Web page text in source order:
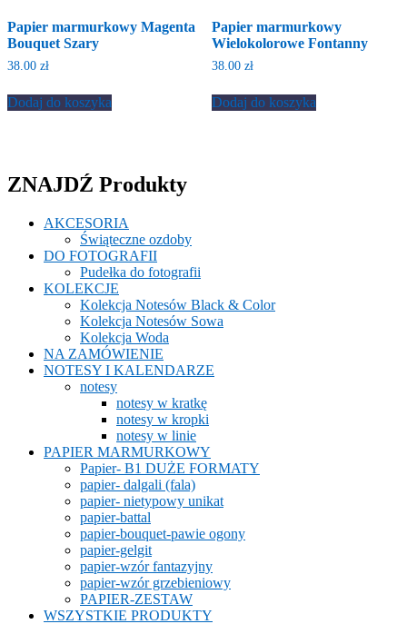
Papier marmurkowy Magenta
Bouquet Szary
38.00 zł
Dodaj do koszyka
Papier marmurkowy
Wielokolorowe Fontanny
38.00 zł
Dodaj do koszyka
ZNAJDŹ Produkty
AKCESORIA
Świąteczne ozdoby
DO FOTOGRAFII
Pudełka do fotografii
KOLEKCJE
Kolekcja Notesów Black & Color
Kolekcja Notesów Sowa
Kolekcja Woda
NA ZAMÓWIENIE
NOTESY I KALENDARZE
notesy
notesy w kratkę
notesy w kropki
notesy w linie
PAPIER MARMURKOWY
Papier- B1 DUŻE FORMATY
papier- dalgali (fala)
papier- nietypowy unikat
papier-battal
papier-bouquet-pawie ogony
papier-gelgit
papier-wzór fantazyjny
papier-wzór grzebieniowy
PAPIER-ZESTAW
WSZYSTKIE PRODUKTY